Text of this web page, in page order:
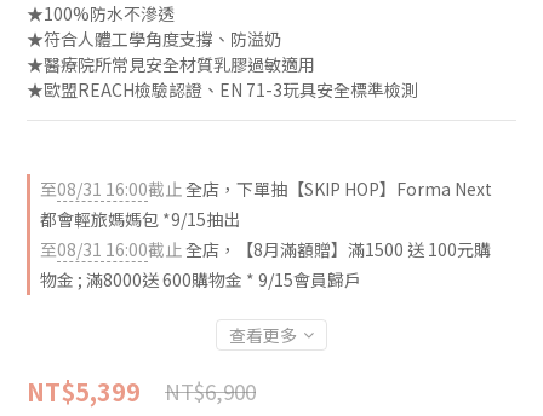
★100%防水不滲透
★符合人體工學角度支撐、防溢奶
★醫療院所常見安全材質乳膠過敏適用
★歐盟REACH檢驗認證、EN 71-3玩具安全標準檢測
至08/31 16:00截止 全店，下單抽【SKIP HOP】Forma Next
都會輕旅媽媽包 *9/15抽出
至08/31 16:00截止 全店，【8月滿額贈】滿1500 送 100元購
物金 ; 滿8000送 600購物金 * 9/15會員歸戶
查看更多
NT$5,399 NT$6,900